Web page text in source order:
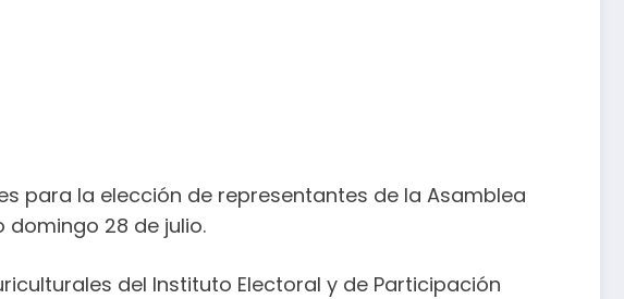
para la elección de representantes de la Asamblea
domingo 28 de julio.
del Instituto Electoral y de Participación